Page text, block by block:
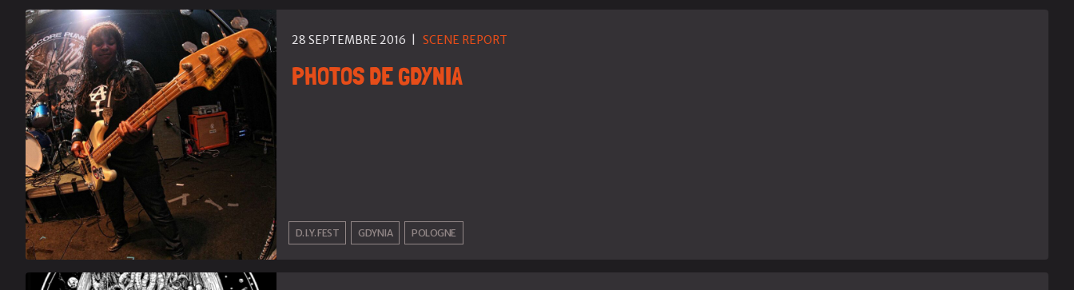
28 SEPTEMBRE 2016 SCENE REPORT
PHOTOS DE GDYNIA
D.I.Y. FEST GDYNIA POLOGNE